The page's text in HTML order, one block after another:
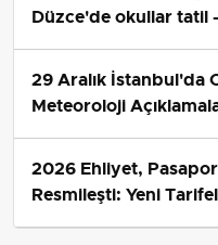
Bingöl'de 1.
Bingöl'ün Genç
Turnuvasıbaşladı. Genç
Genç Belediyesi, Türk
Türkiye'nin çeşitli
Açılış
Turnuvanın açılış